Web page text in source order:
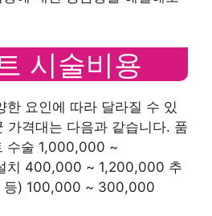
시술비용
한 요인에 따라 달라질 수 있
가격대는 다음과 같습니다. 품
수술 1,000,000 ~
치 400,000 ~ 1,200,000 추
등) 100,000 ~ 300,000